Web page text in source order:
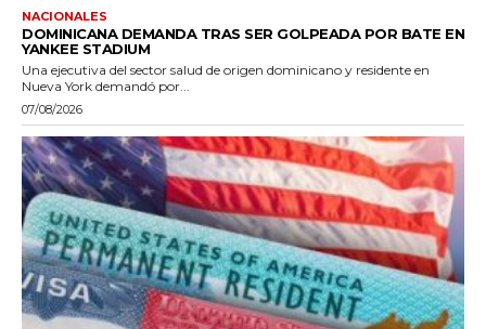
NACIONALES
DOMINICANA DEMANDA TRAS SER GOLPEADA POR BATE EN
YANKEE STADIUM
Una ejecutiva del sector salud de origen dominicano y residente en
Nueva York demandó por...
07/08/2026